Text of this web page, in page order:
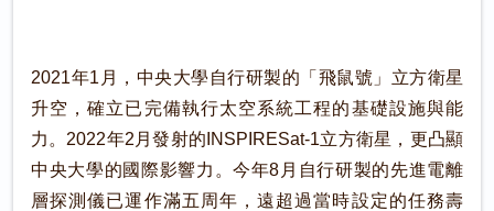
2021年1月，中央大學自行研製的「飛鼠號」立方衛星
升空，確立已完備執行太空系統工程的基礎設施與能
力。2022年2月發射的INSPIRESat-1立方衛星，更凸顯
中央大學的國際影響力。今年8月自行研製的先進電離
層探測儀已運作滿五周年，遠超過當時設定的任務壽